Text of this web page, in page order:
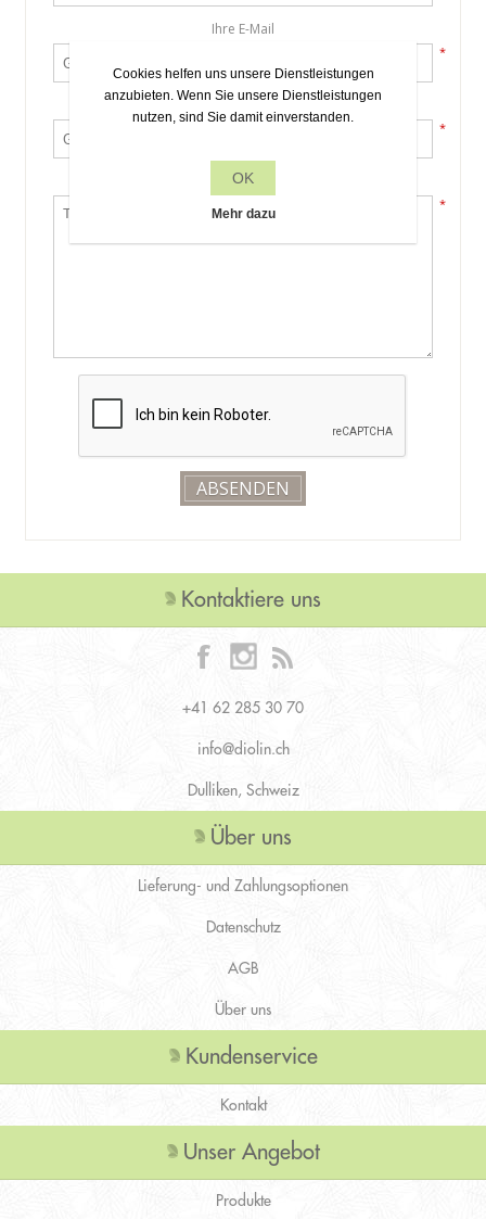
Ihre E-Mail
*
Betreff:
*
Anfrage
*
Kontaktiere uns
+41 62 285 30 70
info@diolin.ch
Dulliken, Schweiz
Über uns
Lieferung- und Zahlungsoptionen
Datenschutz
AGB
Über uns
Kundenservice
Kontakt
Unser Angebot
Produkte
Cookies helfen uns unsere Dienstleistungen
anzubieten. Wenn Sie unsere Dienstleistungen
nutzen, sind Sie damit einverstanden.
OK
Mehr dazu